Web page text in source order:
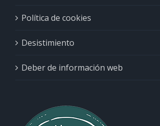
Política de cookies
Desistimiento
Deber de información web